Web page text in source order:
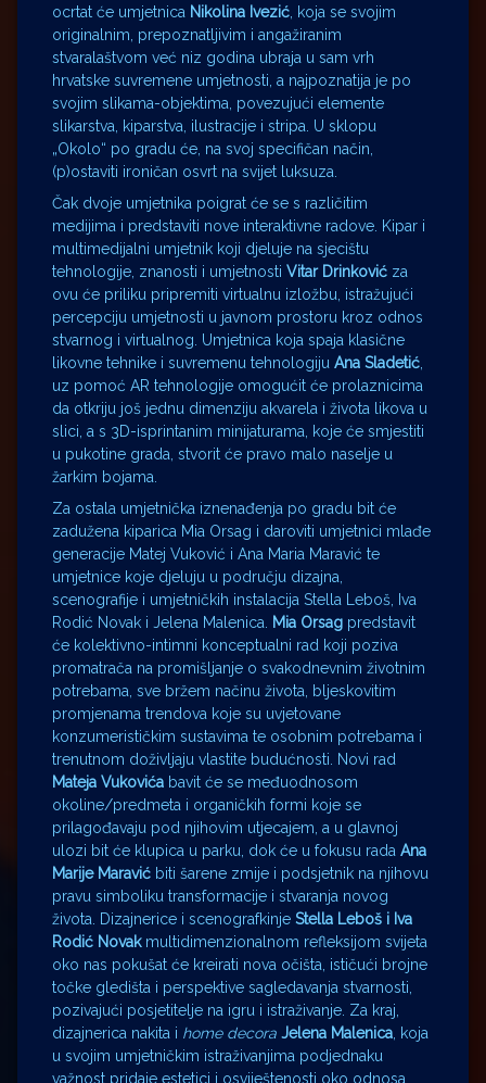
ocrtat će umjetnica Nikolina Ivezić, koja se svojim
originalnim, prepoznatljivim i angažiranim
stvaralaštvom već niz godina ubraja u sam vrh
hrvatske suvremene umjetnosti, a najpoznatija je po
svojim slikama-objektima, povezujući elemente
slikarstva, kiparstva, ilustracije i stripa. U sklopu
„Okolo“ po gradu će, na svoj specifičan način,
(p)ostaviti ironičan osvrt na svijet luksuza.
Čak dvoje umjetnika poigrat će se s različitim
medijima i predstaviti nove interaktivne radove. Kipar i
multimedijalni umjetnik koji djeluje na sjecištu
tehnologije, znanosti i umjetnosti Vitar Drinković za
ovu će priliku pripremiti virtualnu izložbu, istražujući
percepciju umjetnosti u javnom prostoru kroz odnos
stvarnog i virtualnog. Umjetnica koja spaja klasične
likovne tehnike i suvremenu tehnologiju Ana Sladetić,
uz pomoć AR tehnologije omogućit će prolaznicima
da otkriju još jednu dimenziju akvarela i života likova u
slici, a s 3D-isprintanim minijaturama, koje će smjestiti
u pukotine grada, stvorit će pravo malo naselje u
žarkim bojama.
Za ostala umjetnička iznenađenja po gradu bit će
zadužena kiparica Mia Orsag i daroviti umjetnici mlađe
generacije Matej Vuković i Ana Maria Maravić te
umjetnice koje djeluju u području dizajna,
scenografije i umjetničkih instalacija Stella Leboš, Iva
Rodić Novak i Jelena Malenica. Mia Orsag predstavit
će kolektivno-intimni konceptualni rad koji poziva
promatrača na promišljanje o svakodnevnim životnim
potrebama, sve bržem načinu života, bljeskovitim
promjenama trendova koje su uvjetovane
konzumerističkim sustavima te osobnim potrebama i
trenutnom doživljaju vlastite budućnosti. Novi rad
Mateja Vukovića bavit će se međuodnosom
okoline/predmeta i organičkih formi koje se
prilagođavaju pod njihovim utjecajem, a u glavnoj
ulozi bit će klupica u parku, dok će u fokusu rada Ana
Marije Maravić biti šarene zmije i podsjetnik na njihovu
pravu simboliku transformacije i stvaranja novog
života. Dizajnerice i scenografkinje Stella Leboš i Iva
Rodić Novakmultidimenzionalnom refleksijom svijeta
oko nas pokušat će kreirati nova očišta, ističući brojne
točke gledišta i perspektive sagledavanja stvarnosti,
pozivajući posjetitelje na igru i istraživanje. Za kraj,
dizajnerica nakita i home decora Jelena Malenica, koja
u svojim umjetničkim istraživanjima podjednaku
važnost pridaje estetici i osviještenosti oko odnosa